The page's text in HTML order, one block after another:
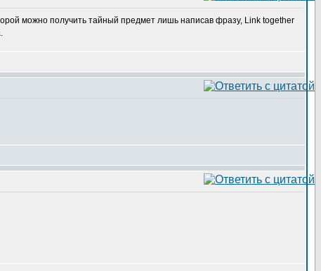
можно получить тайный предмет лишь написав фразу, Link together